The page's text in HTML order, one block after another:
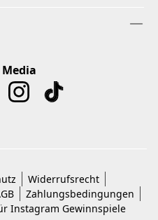
Widerrufsrecht
Zahlungsbedingungen
Instagram Gewinnspiele